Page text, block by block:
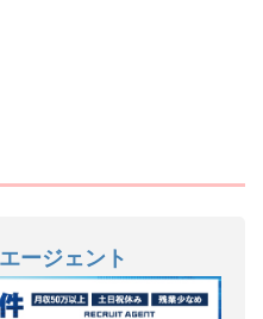
ージェント